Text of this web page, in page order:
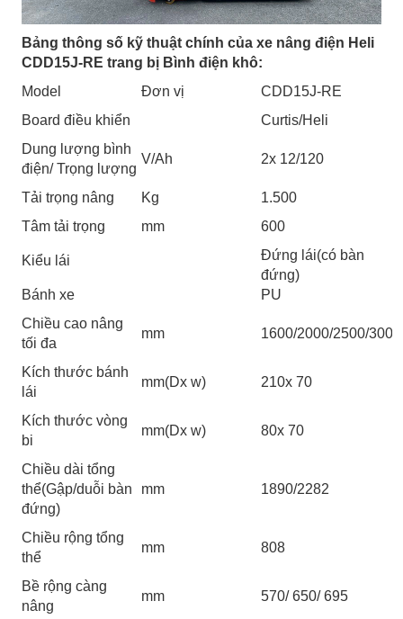
Bảng thông số kỹ thuật chính của xe nâng điện Heli
CDD15J-RE trang bị Bình điện khô:
Model
Đơn vị
CDD15J-RE
Board điều khiển
Curtis/Heli
Dung lượng bình
điện/ Trọng lượng
V/Ah 2x 12/120
Tải trọng nâng Kg
1.500
Tâm tải trọng
mm 600
Kiểu lái
Đứng lái(có bàn
đứng)
Bánh xe
PU
Chiều cao nâng
tối đa
mm 1600/2000/2500/
Kích thước bánh
lái
mm(Dx w) 210x 70
Kích thước vòng
bi
mm(Dx w) 80x 70
Chiều dài tổng
thể(Gập/duỗi bàn
đứng)
mm 1890/2282
Chiều rộng tổng
thể
mm 808
Bề rộng càng
nâng
mm 570/ 650/ 695